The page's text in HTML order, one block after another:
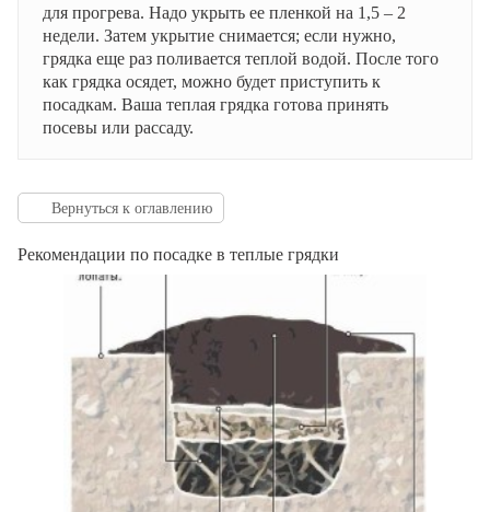
для прогрева. Надо укрыть ее пленкой на 1,5 – 2
недели. Затем укрытие снимается; если нужно,
грядка еще раз поливается теплой водой. После того
как грядка осядет, можно будет приступить к
посадкам. Ваша теплая грядка готова принять
посевы или рассаду.
Вернуться к оглавлению
Рекомендации по посадке в теплые грядки